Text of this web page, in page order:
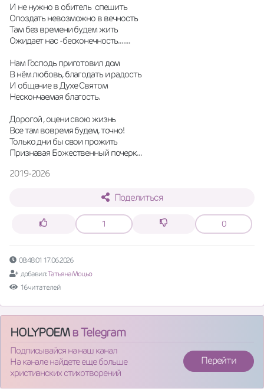
И не нужно в обитель  спешить
Опоздать невозможно в вечность
Там без времени будем жить
Ожидает нас -бесконечность.......
Нам Господь приготовил дом
В нём любовь, благодать и радость
И общение в Духе Святом
Нескончаемая благость.
Дорогой , оцени свою жизнь
Все там вовремя будем, точно!
Только дни бы свои прожить
Признавая Божественный почерк...
2019-2026
Поделиться
1 0
08:48:01 17.06.2026
добавил:Татьяна Моцьо
16 читателей
HOLYPOEMв Telegram
Подписывайся на наш канал
На канале найдете еще больше
христианских стихотворений
Перейти